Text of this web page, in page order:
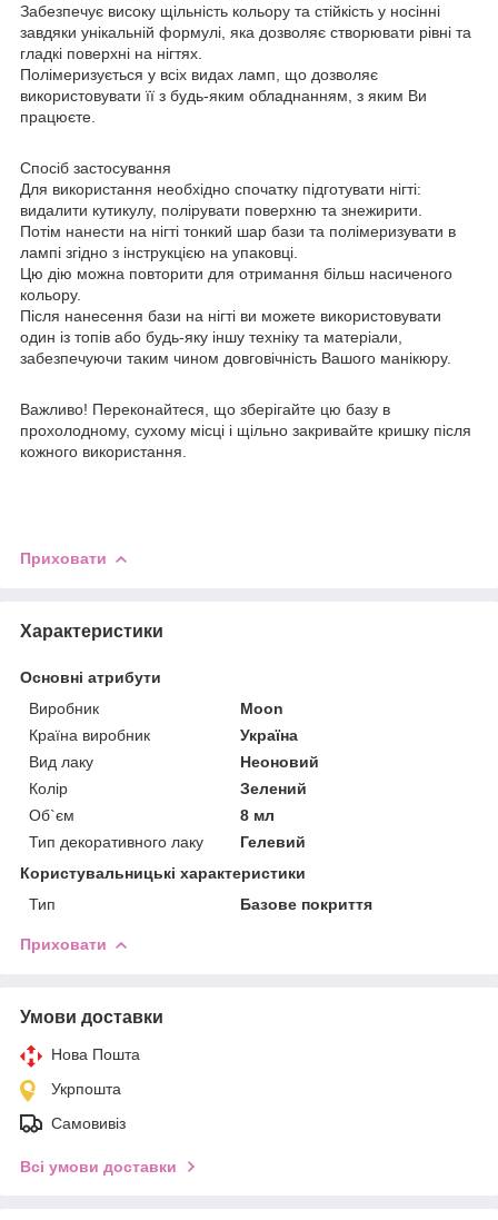
Забезпечує високу щільність кольору та стійкість у носінні
завдяки унікальній формулі, яка дозволяє створювати рівні та
гладкі поверхні на нігтях.
Полімеризується у всіх видах ламп, що дозволяє
використовувати її з будь-яким обладнанням, з яким Ви
працюєте.
Спосіб застосування
Для використання необхідно спочатку підготувати нігті:
видалити кутикулу, полірувати поверхню та знежирити.
Потім нанести на нігті тонкий шар бази та полімеризувати в
лампі згідно з інструкцією на упаковці.
Цю дію можна повторити для отримання більш насиченого
кольору.
Після нанесення бази на нігті ви можете використовувати
один із топів або будь-яку іншу техніку та матеріали,
забезпечуючи таким чином довговічність Вашого манікюру.
Важливо! Переконайтеся, що зберігайте цю базу в
прохолодному, сухому місці і щільно закривайте кришку після
кожного використання.
Приховати
Характеристики
Основні атрибути
Виробник
Moon
Країна виробник
Україна
Вид лаку
Неоновий
Колір
Зелений
Об`єм
8 мл
Тип декоративного лаку
Гелевий
Користувальницькі характеристики
Тип
Базове покриття
Приховати
Умови доставки
Нова Пошта
Укрпошта
Самовивіз
Всі умови доставки